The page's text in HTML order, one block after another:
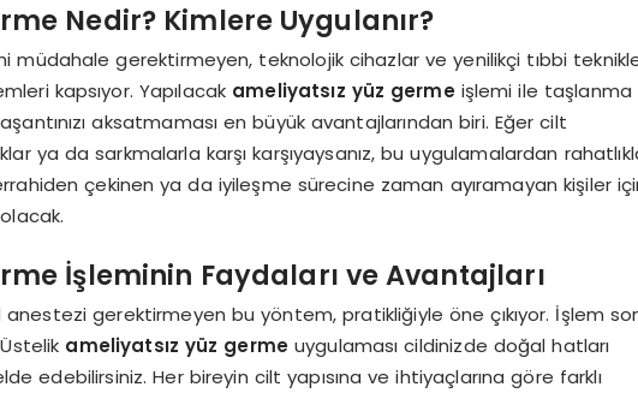
Nedir? Kimlere Uygulanır?
müdahale gerektirmeyen, teknolojik cihazlar ve yenilikçi tıbbi
kapsıyor. Yapılacak ameliyatsız yüz germeişlemi ile taşlanma
aksatmaması en büyük avantajlarından biri. Eğer cilt
ya da sarkmalarla karşı karşıyaysanız, bu uygulamalardan
çekinen ya da iyileşme sürecine zaman ayıramayan kişiler
İşleminin Faydaları ve Avantajları
gerektirmeyen bu yöntem, pratikliğiyle öne çıkıyor. İşlem
ameliyatsız yüz germe uygulaması cildinizde doğal hatları
edebilirsiniz. Her bireyin cilt yapısına ve ihtiyaçlarına göre farklı